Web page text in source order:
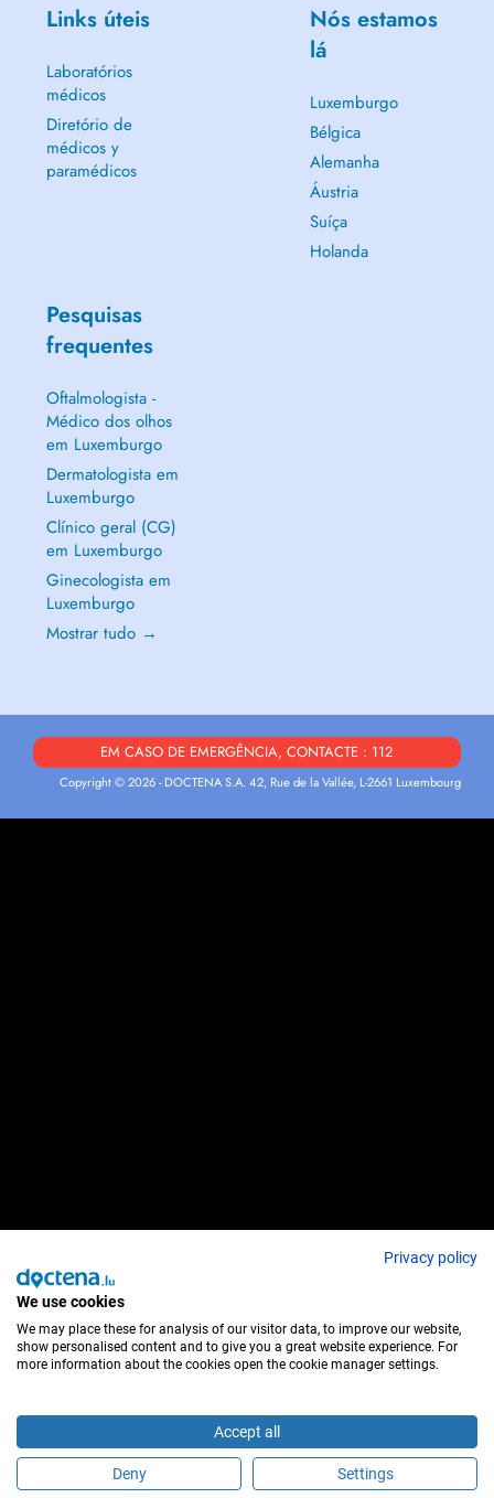
É este profissional de saúde?
Links úteis
Laboratórios
médicos
Diretório de
médicos y
paramédicos
Nós estamos
lá
Luxemburgo
Bélgica
Alemanha
Áustria
Suíça
Holanda
Pesquisas
frequentes
Oftalmologista -
Médico dos olhos
em Luxemburgo
Dermatologista em
Luxemburgo
Clínico geral (CG)
em Luxemburgo
Ginecologista em
Luxemburgo
Mostrar tudo →
EM CASO DE EMERGÊNCIA, CONTACTE : 112
Copyright © 2026 - DOCTENA S.A. 42, Rue de la Vallée, L-2661 Luxembourg
Privacy policy
We use cookies
We may place these for analysis of our visitor data, to improve our website,
show personalised content and to give you a great website experience. For
more information about the cookies open the cookie manager settings.
Accept all
Deny Settings